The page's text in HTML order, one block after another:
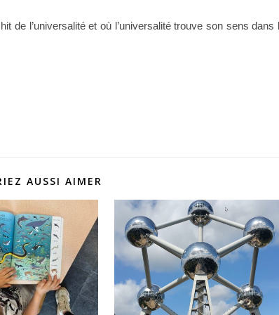
de l’universalité et où l’universalité trouve son sens dans
AUSSI AIMER